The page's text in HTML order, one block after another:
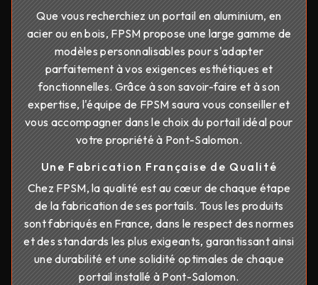
Que vous recherchiez un portail en aluminium, en
acier ou en bois, FPSM propose une large gamme de
modèles personnalisables pour s'adapter
parfaitement à vos exigences esthétiques et
fonctionnelles. Grâce à son savoir-faire et à son
expertise, l'équipe de FPSM saura vous conseiller et
vous accompagner dans le choix du portail idéal pour
votre propriété à Pont-Salomon.
Une Fabrication Française de Qualité
Chez FPSM, la qualité est au cœur de chaque étape
de la fabrication de ses portails. Tous les produits
sont fabriqués en France, dans le respect des normes
et des standards les plus exigeants, garantissant ainsi
une durabilité et une solidité optimales de chaque
portail installé à Pont-Salomon.